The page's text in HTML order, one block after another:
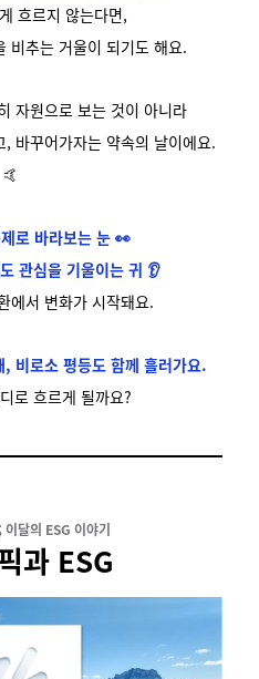
흐르지 않는다면,
비추는 거울이 되기도 해요.
자원으로 보는 것이 아니라
, 바꾸어가자는 약속의 날이에요.
🤙
로 바라보는 눈 👀
관심을 기울이는 귀 👂
에서 변화가 시작돼요.
, 비로소 평등도 함께 흘러가요.
로 흐르게 될까요?
달의 ESG 이야기
과 ESG